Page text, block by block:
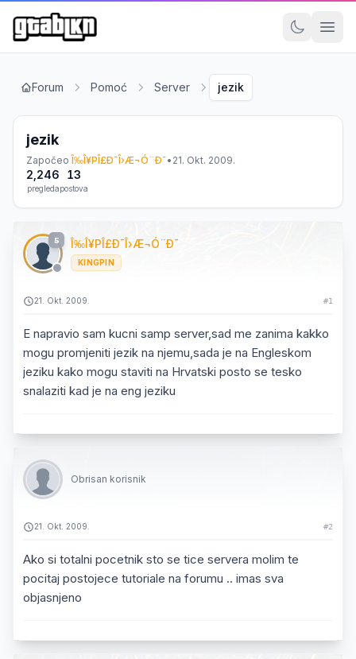
Forum Pomoć Server jezik
jezik
Započeo Î‰Î¥PÎ£Ð¯Î›Æ¬Ó¨Ð¯• 21. Okt. 2009.
2,246
pregleda
13
postova
5 Î‰Î¥PÎ£Ð¯Î›Æ¬Ó¨Ð¯
KINGPIN
21. Okt. 2009. #1
E napravio sam kucni samp server,sad me zanima kakko
mogu promjeniti jezik na njemu,sada je na Engleskom
jeziku kako mogu staviti na Hrvatski posto se tesko
snalaziti kad je na eng jeziku
Obrisan korisnik
21. Okt. 2009. #2
Ako si totalni pocetnik sto se tice servera molim te
pocitaj postojece tutoriale na forumu .. imas sva
objasnjeno